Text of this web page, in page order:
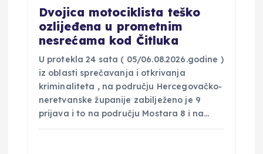
Dvojica motociklista teško
ozlijeđena u prometnim
nesrećama kod Čitluka
U protekla 24 sata ( 05/06.08.2026.godine )
iz oblasti sprečavanja i otkrivanja
kriminaliteta , na području Hercegovačko-
neretvanske županije zabilježeno je 9
prijava i to na području Mostara 8 i na…